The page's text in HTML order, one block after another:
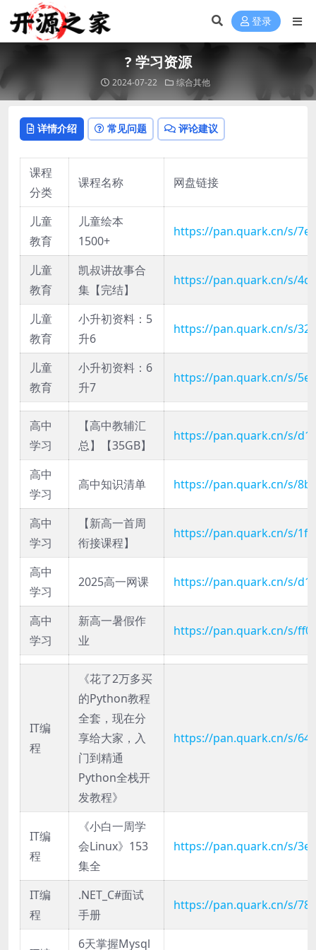
登录
? 学习资源
2024-07-22 综合其他
详情介绍 常见问题 评论建议
课程
分类
课程名称 网盘链接
儿童
教育
儿童绘本
1500+
https://pan.quark.cn/s/
儿童
教育
凯叔讲故事合
集【完结】
https://pan.quark.cn/s/
儿童
教育
小升初资料：5
升6
https://pan.quark.cn/s/
儿童
教育
小升初资料：6
升7
https://pan.quark.cn/s/
高中
学习
【高中教辅汇
总】【35GB】
https://pan.quark.cn/s/
高中
学习
高中知识清单 https://pan.quark.cn/s/
高中
学习
【新高一首周
衔接课程】
https://pan.quark.cn/s/
高中
学习
2025高一网课 https://pan.quark.cn/s/
高中
学习
新高一暑假作
业
https://pan.quark.cn/s/
IT编
程
《花了2万多买
的Python教程
全套，现在分
享给大家，入
门到精通
Python全栈开
发教程》
https://pan.quark.cn/s/
IT编
程
《小白一周学
会Linux》153
集全
https://pan.quark.cn/s/
IT编
程
.NET_C#面试
手册
https://pan.quark.cn/s/
6天掌握Mysql